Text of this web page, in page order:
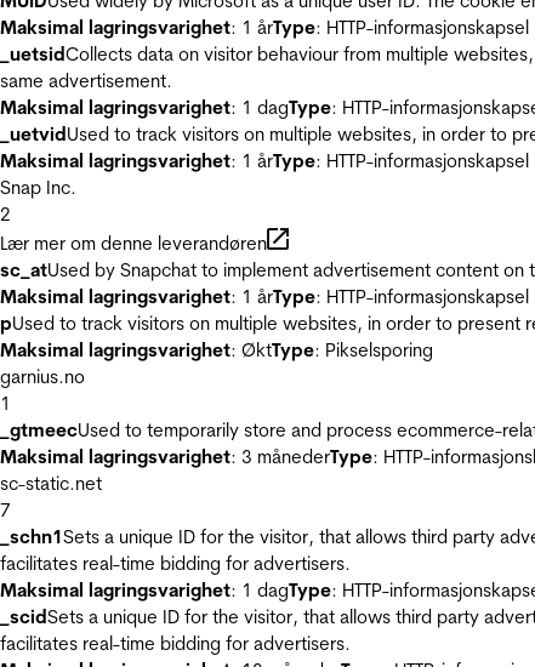
Maksimal lagringsvarighet: 1 årType: HTTP-informasjonskapsel
_uetsidCollects data on visitor behaviour from multiple
same advertisement.
Maksimal lagringsvarighet: 1 dagType: HTTP-
_uetvidUsed to track visitors on multiple websites, in order to
Maksimal lagringsvarighet: 1 årType: HTTP-informasjonskapsel
Snap Inc.
2
Lær mer om denne leverandøren
sc_atUsed by Snapchat to implement advertisement content
Maksimal lagringsvarighet: 1 årType: HTTP-informasjonskapsel
pUsed to track visitors on multiple websites, in order to
Maksimal lagringsvarighet: ØktType: Pikselsporing
garnius.no
1
_gtmeecUsed to temporarily store and process ecommerce-
Maksimal lagringsvarighet: 3 månederType: HTTP-
sc-static.net
7
_schn1Sets a unique ID for the visitor, that allows third party
facilitates real-time bidding for advertisers.
Maksimal lagringsvarighet: 1 dagType: HTTP-
_scidSets a unique ID for the visitor, that allows third party
facilitates real-time bidding for advertisers.